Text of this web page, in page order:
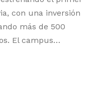
con una inversión
más de 500
El campus…